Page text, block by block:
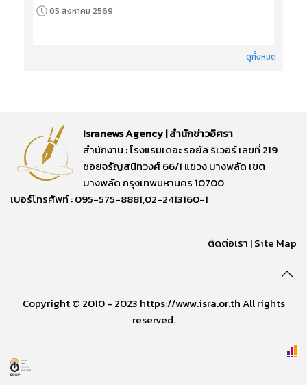
05 สิงหาคม 2569
ดูทั้งหมด
Isranews Agency | สำนักข่าวอิศรา
สำนักงาน : โรงแรมเดอะ รอยัล ริเวอร์ เลขที่ 219
ซอยจรัญสนิทวงศ์ 66/1 แขวง บางพลัด เขต
บางพลัด กรุงเทพมหานคร 10700
เบอร์โทรศัพท์ : 095-575-8881,02-2413160-1
ติดต่อเรา |Site Map
Copyright © 2010 - 2023 https://www.isra.or.th All rights
reserved.